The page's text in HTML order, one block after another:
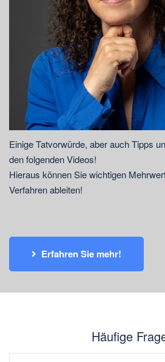
Einige Tatvorwürde, aber auch Tipps
den folgenden Videos!
Hieraus können Sie wichtigen
Verfahren ableiten!
Erfahren Sie mehr!
Häufige